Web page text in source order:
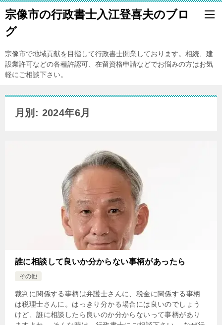
宗像市の行政書士入江登喜夫のブロ
グ
宗像市で地域貢献を目指して行政書士開業しております。相続、建
設業許可などの各種許認可、在留資格申請などでお悩みの方はお気
軽にご相談下さい。
月別: 2024年6月
誰に相談して良いか分からない事柄があったら
その他
裁判に関係する事柄は弁護士さんに、税金に関係する事柄
は税理士さんに。はっきり分かる場合には良いのでしょう
けど、誰に相談したら良いのか分からないって事柄があり